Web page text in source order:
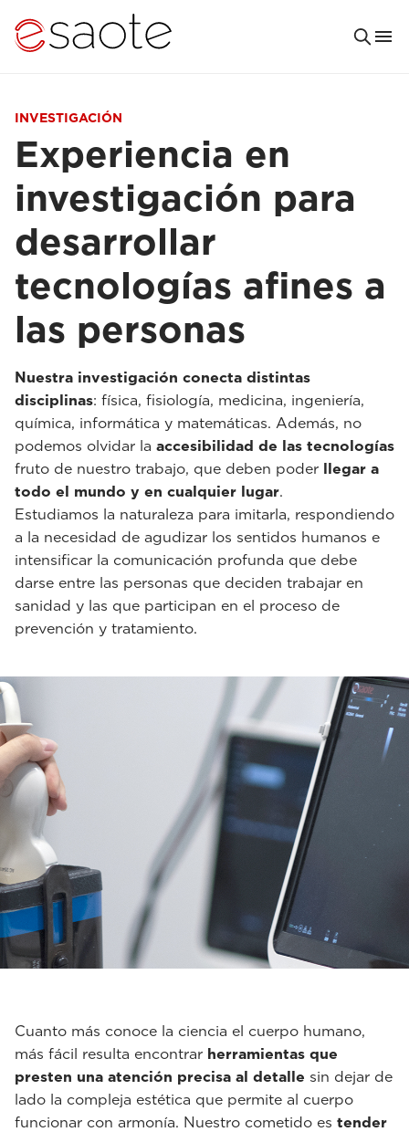
INVESTIGACIÓN
Experiencia en
investigación para
desarrollar
tecnologías afines a
las personas
Nuestra investigación conecta distintas
disciplinas: física, fisiología, medicina, ingeniería,
química, informática y matemáticas. Además, no
podemos olvidar la accesibilidad de las tecnologías
fruto de nuestro trabajo, que deben poder llegar a
todo el mundo y en cualquier lugar.
Estudiamos la naturaleza para imitarla, respondiendo
a la necesidad de agudizar los sentidos humanos e
intensificar la comunicación profunda que debe
darse entre las personas que deciden trabajar en
sanidad y las que participan en el proceso de
prevención y tratamiento.
Cuanto más conoce la ciencia el cuerpo humano,
más fácil resulta encontrar herramientas que
presten una atención precisa al detalle sin dejar de
lado la compleja estética que permite al cuerpo
funcionar con armonía. Nuestro cometido es tender